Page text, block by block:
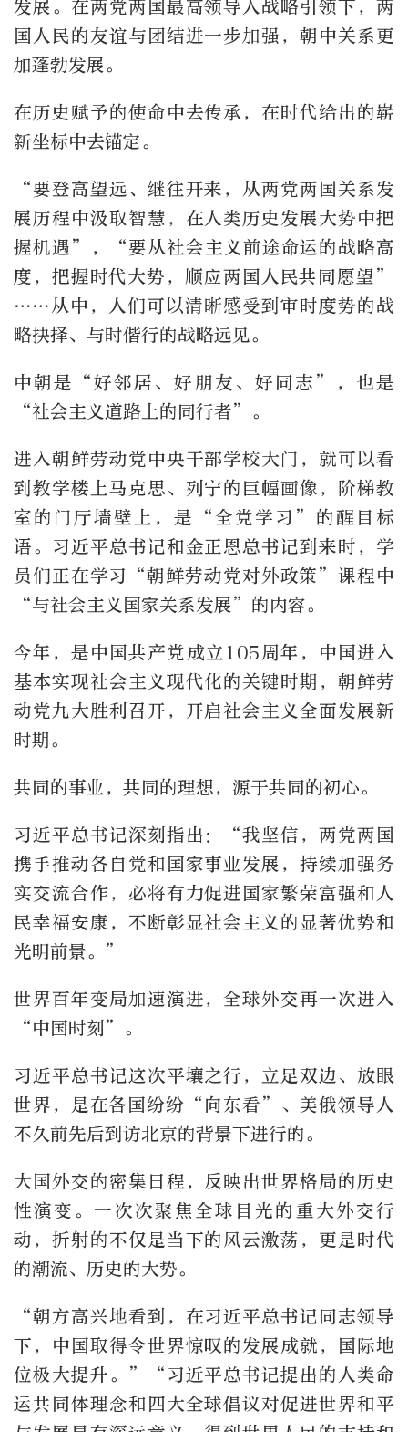
发展。在两党两国最高领导人战略引领下，两
国人民的友谊与团结进一步加强，朝中关系更
加蓬勃发展。
在历史赋予的使命中去传承，在时代给出的崭
新坐标中去锚定。
“要登高望远、继往开来，从两党两国关系发
展历程中汲取智慧，在人类历史发展大势中把
握机遇”，“要从社会主义前途命运的战略高
度，把握时代大势，顺应两国人民共同愿望”
……从中，人们可以清晰感受到审时度势的战
略抉择、与时偕行的战略远见。
中朝是“好邻居、好朋友、好同志”，也是
“社会主义道路上的同行者”。
进入朝鲜劳动党中央干部学校大门，就可以看
到教学楼上马克思、列宁的巨幅画像，阶梯教
室的门厅墙壁上，是“全党学习”的醒目标
语。习近平总书记和金正恩总书记到来时，学
员们正在学习“朝鲜劳动党对外政策”课程中
“与社会主义国家关系发展”的内容。
今年，是中国共产党成立105周年，中国进入
基本实现社会主义现代化的关键时期，朝鲜劳
动党九大胜利召开，开启社会主义全面发展新
时期。
共同的事业，共同的理想，源于共同的初心。
习近平总书记深刻指出：“我坚信，两党两国
携手推动各自党和国家事业发展，持续加强务
实交流合作，必将有力促进国家繁荣富强和人
民幸福安康，不断彰显社会主义的显著优势和
光明前景。”
世界百年变局加速演进，全球外交再一次进入
“中国时刻”。
习近平总书记这次平壤之行，立足双边、放眼
世界，是在各国纷纷“向东看”、美俄领导人
不久前先后到访北京的背景下进行的。
大国外交的密集日程，反映出世界格局的历史
性演变。一次次聚焦全球目光的重大外交行
动，折射的不仅是当下的风云激荡，更是时代
的潮流、历史的大势。
“朝方高兴地看到，在习近平总书记同志领导
下，中国取得令世界惊叹的发展成就，国际地
位极大提升。”“习近平总书记提出的人类命
运共同体理念和四大全球倡议对促进世界和平